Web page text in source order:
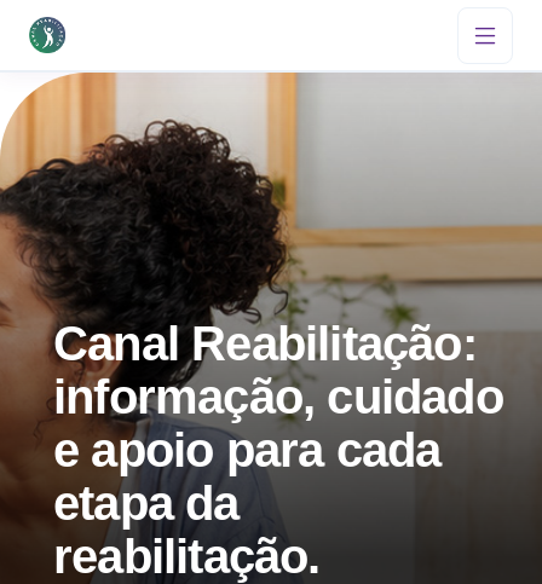
Canal Reabilitação:
informação, cuidado
e apoio para cada
etapa da
reabilitação.